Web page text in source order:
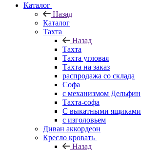
Каталог
Назад
Каталог
Тахта
Назад
Тахта
Тахта угловая
Тахта на заказ
распродажа со склада
Софа
с механизмом Дельфин
Тахта-софа
С выкатными ящиками
с изголовьем
Диван аккордеон
Кресло кровать
Назад